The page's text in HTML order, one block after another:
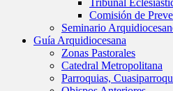
Tribunal
Comisión de
Seminario
Guía Arquidiocesana
Zonas Pastorales
Catedral Metropolitana
Parroquias,